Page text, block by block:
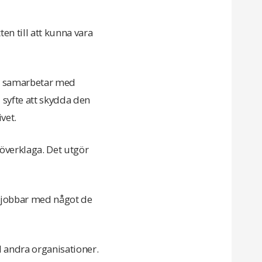
till att kunna vara
med
att skydda den
Det utgör
med något de
organisationer.